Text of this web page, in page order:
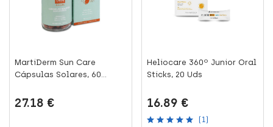
MartiDerm Sun Care
Cápsulas Solares, 60
27.18 €
Heliocare 360º Junior Oral
Sticks, 20 Uds
16.89 €
(1)